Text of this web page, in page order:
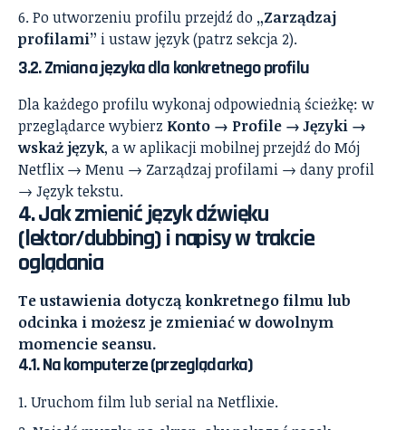
Po utworzeniu profilu przejdź do „Zarządzaj
profilami” i ustaw język (patrz sekcja 2).
3.2. Zmiana języka dla konkretnego profilu
Dla każdego profilu wykonaj odpowiednią ścieżkę: w
przeglądarce wybierz Konto → Profile → Języki →
wskaż język, a w aplikacji mobilnej przejdź do Mój
Netflix → Menu → Zarządzaj profilami → dany profil
→ Język tekstu.
4. Jak zmienić język dźwięku
(lektor/dubbing) i napisy w trakcie
oglądania
Te ustawienia dotyczą konkretnego filmu lub
odcinka i możesz je zmieniać w dowolnym
momencie seansu.
4.1. Na komputerze (przeglądarka)
Uruchom film lub serial na Netflixie.